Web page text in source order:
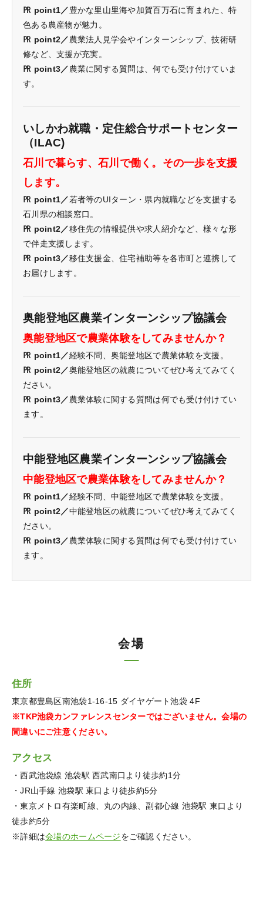
㏚ point1／豊かな里山里海や加賀百万石に育まれた、特
色ある農産物が魅力。
㏚ point2／農業法人見学会やインターンシップ、技術研
修など、支援が充実。
㏚ point3／農業に関する質問は、何でも受け付けていま
す。
いしかわ就職・定住総合サポートセンター
（ILAC)
石川で暮らす、石川で働く。その一歩を支援
します。
㏚ point1／若者等のUIターン・県内就職などを支援する
石川県の相談窓口。
㏚ point2／移住先の情報提供や求人紹介など、様々な形
で伴走支援します。
㏚ point3／移住支援金、住宅補助等を各市町と連携して
お届けします。
奥能登地区農業インターンシップ協議会
奥能登地区で農業体験をしてみませんか？
㏚ point1／経験不問、奥能登地区で農業体験を支援。
㏚ point2／奥能登地区の就農についてぜひ考えてみてく
ださい。
㏚ point3／農業体験に関する質問は何でも受け付けてい
ます。
中能登地区農業インターンシップ協議会
中能登地区で農業体験をしてみませんか？
㏚ point1／経験不問、中能登地区で農業体験を支援。
㏚ point2／中能登地区の就農についてぜひ考えてみてく
ださい。
㏚ point3／農業体験に関する質問は何でも受け付けてい
ます。
会場
住所
東京都豊島区南池袋1-16-15 ダイヤゲート池袋 4F
※TKP池袋カンファレンスセンターではございません。会場の
間違いにご注意ください。
アクセス
・西武池袋線 池袋駅 西武南口より徒歩約1分
・JR山手線 池袋駅 東口より徒歩約5分
・東京メトロ有楽町線、丸の内線、副都心線 池袋駅 東口より
徒歩約5分
※詳細は会場のホームページをご確認ください。